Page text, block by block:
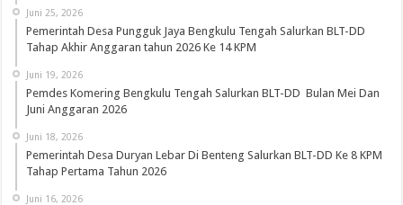
Juni 25, 2026
Pemerintah Desa Pungguk Jaya Bengkulu Tengah Salurkan BLT-DD
Tahap Akhir Anggaran tahun 2026 Ke 14 KPM
Juni 19, 2026
Pemdes Komering Bengkulu Tengah Salurkan BLT-DD Bulan Mei Dan
Juni Anggaran 2026
Juni 18, 2026
Pemerintah Desa Duryan Lebar Di Benteng Salurkan BLT-DD Ke 8 KPM
Tahap Pertama Tahun 2026
Juni 16, 2026